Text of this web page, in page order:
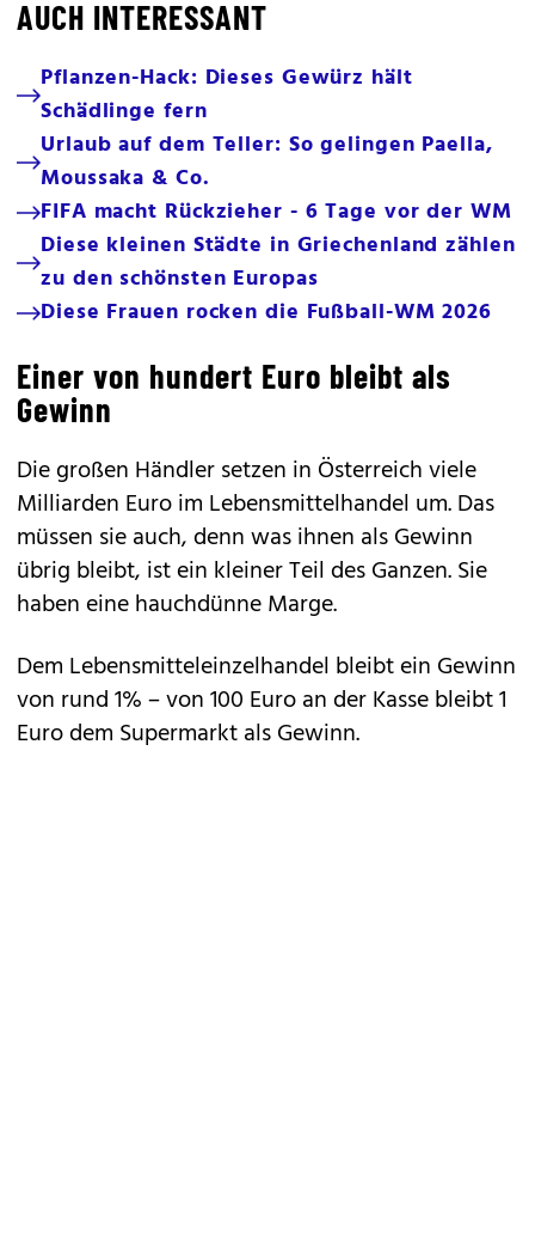
AUCH INTERESSANT
Pflanzen-Hack: Dieses Gewürz hält
Schädlinge fern
Urlaub auf dem Teller: So gelingen Paella,
Moussaka & Co.
FIFA macht Rückzieher - 6 Tage vor der WM
Diese kleinen Städte in Griechenland zählen
zu den schönsten Europas
Diese Frauen rocken die Fußball-WM 2026
Einer von hundert Euro bleibt als
Gewinn
Die großen Händler setzen in Österreich viele
Milliarden Euro im Lebensmittelhandel um. Das
müssen sie auch, denn was ihnen als Gewinn
übrig bleibt, ist ein kleiner Teil des Ganzen. Sie
haben eine hauchdünne Marge.
Dem Lebensmitteleinzelhandel bleibt ein Gewinn
von rund 1% – von 100 Euro an der Kasse bleibt 1
Euro dem Supermarkt als Gewinn.